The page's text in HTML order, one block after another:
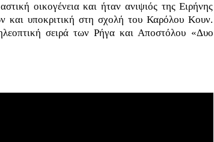
οικογένεια και ήταν ανιψιός της Ειρήνης
και υποκριτική στη σχολή του Καρόλου Κουν.
σειρά των Ρήγα και Αποστόλου «Δυο